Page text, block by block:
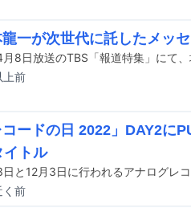
一が次世代に託したメッ
前
コードの日 2022」DAY2に
イトル
前